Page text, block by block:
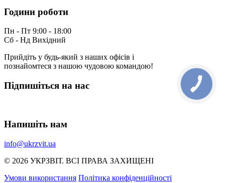
Години роботи
Пн - Пт 9:00 - 18:00
Сб - Нд Вихідний
Прийдіть у будь-який з наших офісів і
познайомтеся з нашою чудовою командою!
Підпишіться на нас
Напишіть нам
info@ukrzvit.ua
© 2026 УКРЗВIТ. ВСI ПРАВА ЗАХИЩЕНI
Умови використання Політика конфіденційності